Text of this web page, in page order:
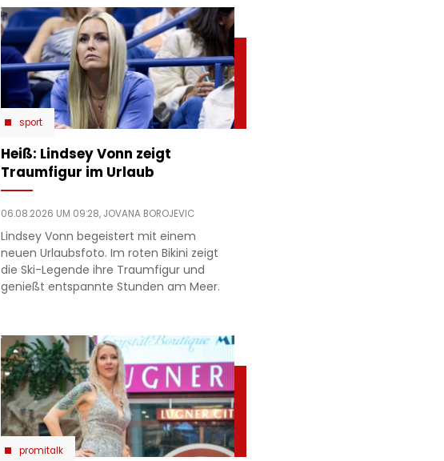
sport
Heiß: Lindsey Vonn zeigt
Traumfigur im Urlaub
06.08.2026 UM 09:28, JOVANA BOROJEVIC
Lindsey Vonn begeistert mit einem
neuen Urlaubsfoto. Im roten Bikini zeigt
die Ski-Legende ihre Traumfigur und
genießt entspannte Stunden am Meer.
promitalk